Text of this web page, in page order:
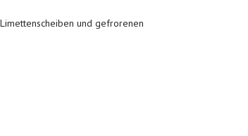
und gefrorenen